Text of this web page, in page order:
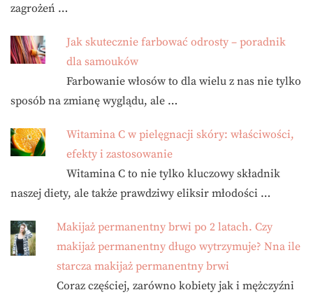
zagrożeń …
Jak skutecznie farbować odrosty – poradnik
dla samouków
Farbowanie włosów to dla wielu z nas nie tylko
sposób na zmianę wyglądu, ale …
Witamina C w pielęgnacji skóry: właściwości,
efekty i zastosowanie
Witamina C to nie tylko kluczowy składnik
naszej diety, ale także prawdziwy eliksir młodości …
Makijaż permanentny brwi po 2 latach. Czy
makijaż permanentny długo wytrzymuje? Nna ile
starcza makijaż permanentny brwi
Coraz częściej, zarówno kobiety jak i mężczyźni